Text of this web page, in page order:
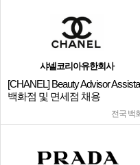
샤넬코리아유한회사
[CHANEL] Beauty Advisor
백화점 및 면세점 채용
전국 백